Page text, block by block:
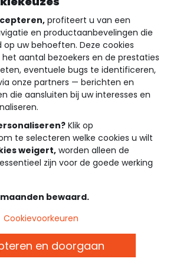
profiteert u van een
en productaanbevelingen die
uw behoeften. Deze cookies
aantal bezoekers en de prestaties
eventuele bugs te identificeren,
onze partners — berichten en
die aansluiten bij uw interesses en
Klik op
te selecteren welke cookies u wilt
weigert, worden alleen de
zijn voor de goede werking
maanden bewaard.
Cookievoorkeuren
en doorgaan